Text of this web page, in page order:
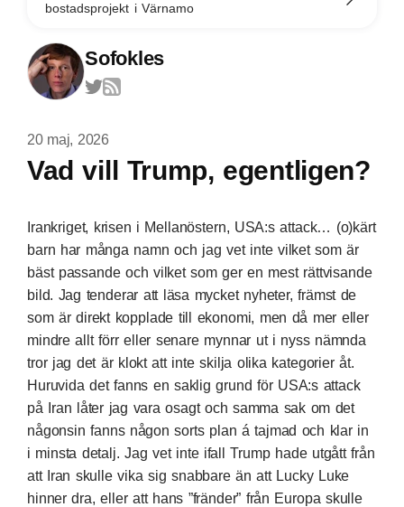
bostadsprojekt i Värnamo
Sofokles
20 maj, 2026
Vad vill Trump, egentligen?
Irankriget, krisen i Mellanöstern, USA:s attack… (o)kärt
barn har många namn och jag vet inte vilket som är
bäst passande och vilket som ger en mest rättvisande
bild. Jag tenderar att läsa mycket nyheter, främst de
som är direkt kopplade till ekonomi, men då mer eller
mindre allt förr eller senare mynnar ut i nyss nämnda
tror jag det är klokt att inte skilja olika kategorier åt.
Huruvida det fanns en saklig grund för USA:s attack
på Iran låter jag vara osagt och samma sak om det
någonsin fanns någon sorts plan á tajmad och klar in
i minsta detalj. Jag vet inte ifall Trump hade utgått från
att Iran skulle vika sig snabbare än att Lucky Luke
hinner dra, eller att hans ”fränder” från Europa skulle